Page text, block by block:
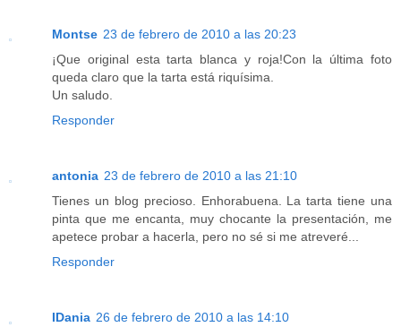
Montse 23 de febrero de 2010 a las 20:23
¡Que original esta tarta blanca y roja!Con la última foto
queda claro que la tarta está riquísima.
Un saludo.
Responder
antonia 23 de febrero de 2010 a las 21:10
Tienes un blog precioso. Enhorabuena. La tarta tiene una
pinta que me encanta, muy chocante la presentación, me
apetece probar a hacerla, pero no sé si me atreveré...
Responder
IDania 26 de febrero de 2010 a las 14:10